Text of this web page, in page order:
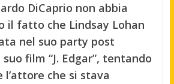
DiCaprio non abbia
il fatto che Lindsay Lohan
nel suo party post
film “J. Edgar”, tentando
l’attore che si stava